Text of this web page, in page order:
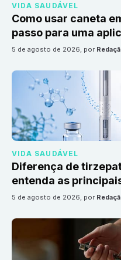
VIDA SAUDÁVEL
Como usar caneta
passo para uma
5 de agosto de 2026, por
VIDA SAUDÁVEL
Diferença de
entenda as
5 de agosto de 2026, por